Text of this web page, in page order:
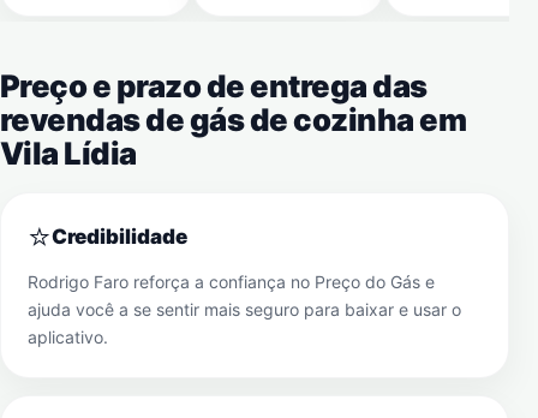
Preço e prazo de entrega das
revendas de gás de cozinha em
Vila Lídia
⭐Credibilidade
Rodrigo Faro reforça a confiança no Preço do Gás e
ajuda você a se sentir mais seguro para baixar e usar o
aplicativo.